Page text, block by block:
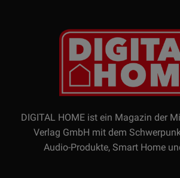
DIGITAL HOME ist ein Magazin der
Verlag GmbH mit dem
Audio-Produkte, Smart Home